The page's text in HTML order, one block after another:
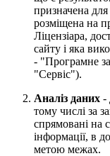
призначена
розміщена на
Ліцензіара,
сайту і яка
- "Програмне
"Сервіс").
Аналіз даних -
тому числі за
спрямовані на
інформації, в
метою межах.